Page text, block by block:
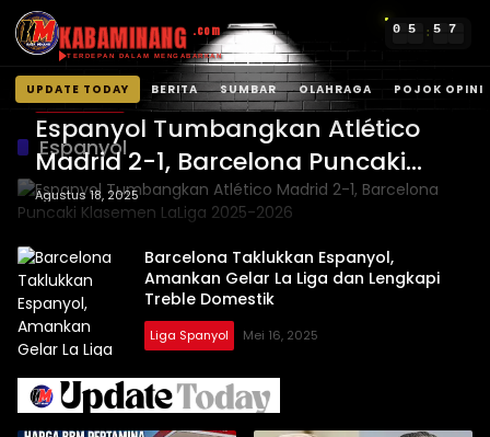
KABAMINANG .com
TERDEPAN DALAM MENGABARKAN
0 5 : 5 8
7
UPDATE TODAY BERITA SUMBAR OLAHRAGA POJOK OPINI
Langsung
konten
Espanyol
Liga Spanyol
Espanyol Tumbangkan Atlético
Madrid 2-1, Barcelona Puncaki
Klasemen LaLiga 2025-2026
Agustus 18, 2025
Barcelona Taklukkan Espanyol,
Amankan Gelar La Liga dan Lengkapi
Treble Domestik
Liga Spanyol Mei 16, 2025